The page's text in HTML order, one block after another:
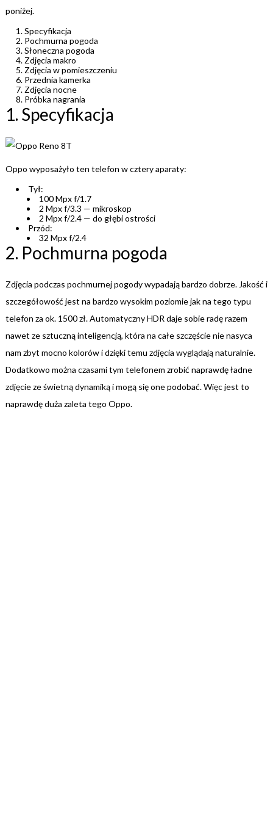
poniżej.
Specyfikacja
Pochmurna pogoda
Słoneczna pogoda
Zdjęcia makro
Zdjęcia w pomieszczeniu
Przednia kamerka
Zdjęcia nocne
Próbka nagrania
1. Specyfikacja
Oppo wyposażyło ten telefon w cztery aparaty:
Tył:
100 Mpx f/1.7
2 Mpx f/3.3 — mikroskop
2 Mpx f/2.4 — do głębi ostrości
Przód:
32 Mpx f/2.4
2. Pochmurna pogoda
Zdjęcia podczas pochmurnej pogody wypadają bardzo dobrze. Jakość i
szczegółowość jest na bardzo wysokim poziomie jak na tego typu
telefon za ok. 1500 zł. Automatyczny HDR daje sobie radę razem
nawet ze sztuczną inteligencją, która na całe szczęście nie nasyca
nam zbyt mocno kolorów i dzięki temu zdjęcia wyglądają naturalnie.
Dodatkowo można czasami tym telefonem zrobić naprawdę ładne
zdjęcie ze świetną dynamiką i mogą się one podobać. Więc jest to
naprawdę duża zaleta tego Oppo.